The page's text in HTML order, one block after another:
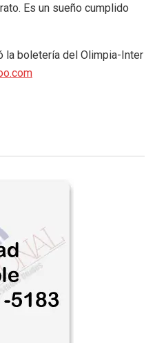
Es un sueño cumplido
la boletería del Olimpia-Inter